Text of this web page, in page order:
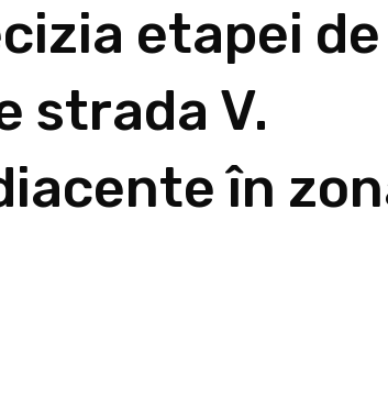
etapei de
strada V.
în